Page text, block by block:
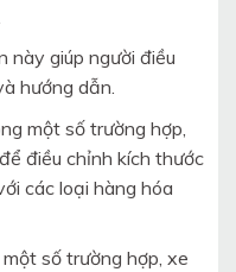
này giúp người điều
hướng dẫn.
một số trường hợp,
điều chỉnh kích thước
các loại hàng hóa
số trường hợp, xe